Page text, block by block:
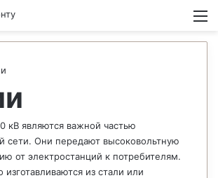
кВ являются важной частью
сети. Они передают высоковольтную
от электростанций к потребителям.
из стали или